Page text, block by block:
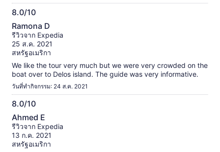
8.0/10
8.0
จาก
10
Ramona D
รีวิวจาก Expedia
25 ส.ค. 2021
สหรัฐอเมริกา
We like the tour very much but we were very crowded on the
boat over to Delos island. The guide was very informative.
วันที่ทำกิจกรรม: 24 ส.ค. 2021
8.0/10
8.0
จาก
10
Ahmed E
รีวิวจาก Expedia
13 ก.ค. 2021
สหรัฐอเมริกา